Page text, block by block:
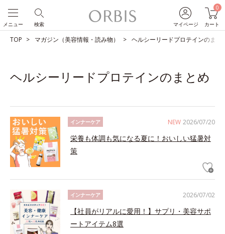
マイページ
0
カート
検索
メニュー
TOP マガジン（美容情報・読み物） ヘルシーリードプロテインのまと
ヘルシーリードプロテインのまとめ
NEW 2026/07/20
インナーケア
栄養も体調も気になる夏に！おいしい猛暑対
策
2026/07/02
インナーケア
【社員がリアルに愛用！】サプリ・美容サポ
ートアイテム8選